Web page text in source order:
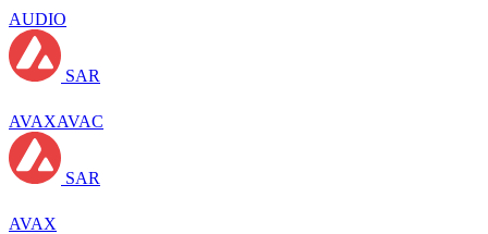
AUDIO
SAR
AVAXAVAC
SAR
AVAX